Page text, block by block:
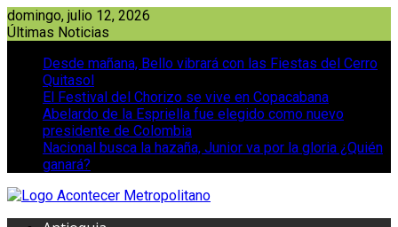
Saltar
al
domingo, julio 12, 2026
Últimas Noticias
Desde mañana, Bello vibrará con las Fiestas del Cerro
Quitasol
El Festival del Chorizo se vive en Copacabana
Abelardo de la Espriella fue elegido como nuevo
presidente de Colombia
Nacional busca la hazaña, Junior va por la gloria ¿Quién
ganará?